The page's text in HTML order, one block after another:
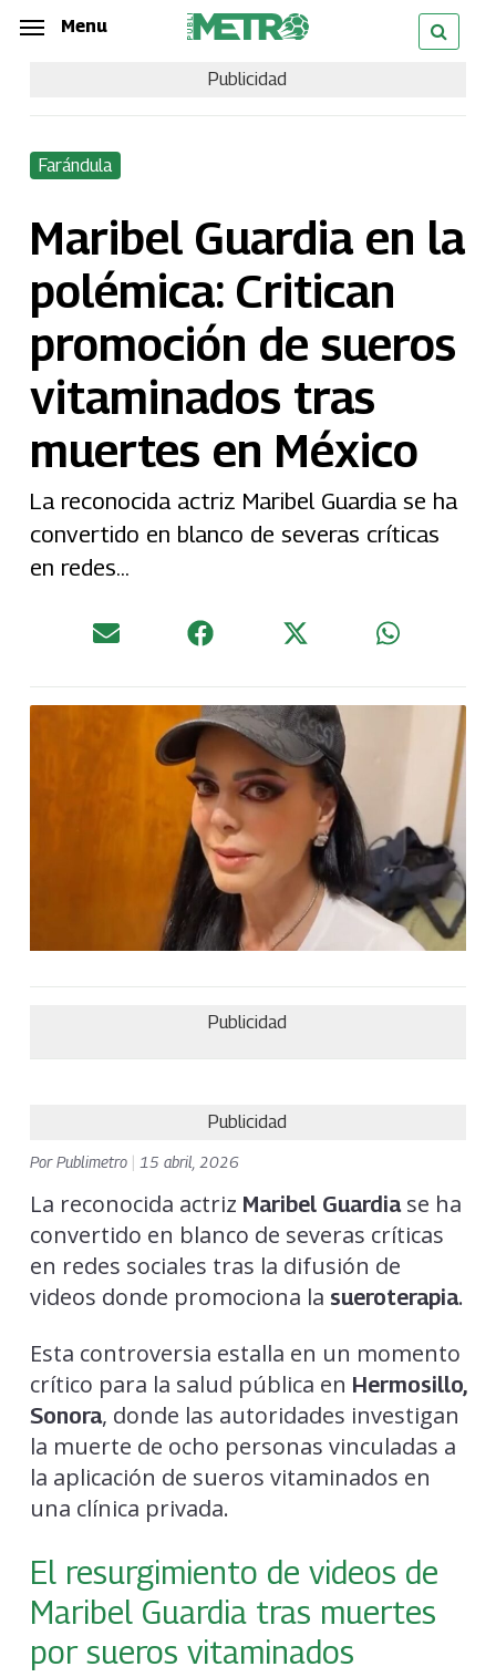
Skip
content
Menu
Publicidad
Farándula
Maribel Guardia en la
polémica: Critican
promoción de sueros
vitaminados tras
muertes en México
La reconocida actriz Maribel Guardia se ha
convertido en blanco de severas críticas
en redes...
Publicidad
Publicidad
PorPublimetro 15 abril, 2026
La reconocida actriz Maribel Guardiase ha
convertido en blanco de severas críticas
en redes sociales tras la difusión de
videos donde promociona la sueroterapia.
Esta controversia estalla en un momento
crítico para la salud pública en Hermosillo,
Sonora, donde las autoridades investigan
la muerte de ocho personas vinculadas a
la aplicación de sueros vitaminados en
una clínica privada.
El resurgimiento de videos de
Maribel Guardia tras muertes
por sueros vitaminados
Menu